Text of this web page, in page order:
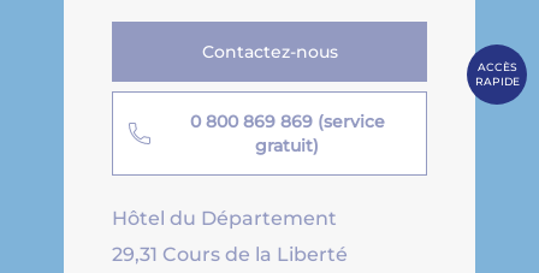
ACCÈS
RAPIDE
Contactez-nous
0 800 869 869 (service
gratuit)
Hôtel du Département
29,31 Cours de la Liberté